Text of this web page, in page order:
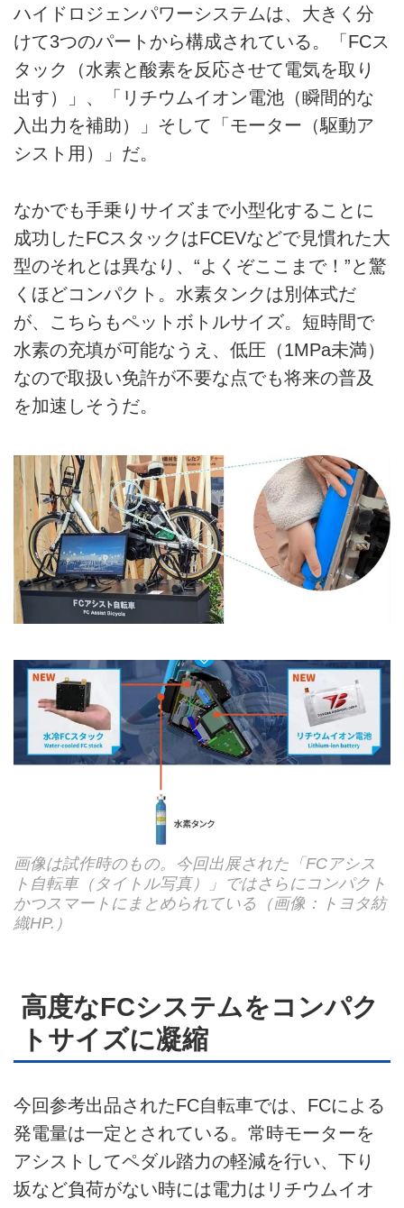
ハイドロジェンパワーシステムは、大きく分
けて3つのパートから構成されている。「FCス
タック（水素と酸素を反応させて電気を取り
出す）」、「リチウムイオン電池（瞬間的な
入出力を補助）」そして「モーター（駆動ア
シスト用）」だ。
なかでも手乗りサイズまで小型化することに
成功したFCスタックはFCEVなどで見慣れた大
型のそれとは異なり、“よくぞここまで！”と驚
くほどコンパクト。水素タンクは別体式だ
が、こちらもペットボトルサイズ。短時間で
水素の充填が可能なうえ、低圧（1MPa未満）
なので取扱い免許が不要な点でも将来の普及
を加速しそうだ。
画像は試作時のもの。今回出展された「FCアシス
ト自転車（タイトル写真）」ではさらにコンパクト
かつスマートにまとめられている（画像：トヨタ紡
織HP.）
高度なFCシステムをコンパク
トサイズに凝縮
今回参考出品されたFC自転車では、FCによる
発電量は一定とされている。常時モーターを
アシストしてペダル踏力の軽減を行い、下り
坂など負荷がない時には電力はリチウムイオ